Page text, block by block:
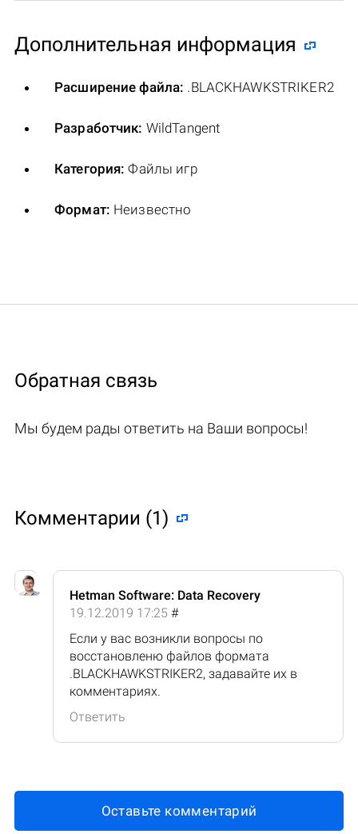
Дополнительная информация
Расширение файла: .BLACKHAWKSTRIKER2
Разработчик: WildTangent
Категория: Файлы игр
Формат: Неизвестно
Обратная связь
Мы будем рады ответить на Ваши вопросы!
Комментарии (1)
Hetman Software: Data Recovery
19.12.2019 17:25 #
Если у вас возникли вопросы по
восстановленю файлов формата
.BLACKHAWKSTRIKER2, задавайте их в
комментариях.
Ответить
Оставьте комментарий